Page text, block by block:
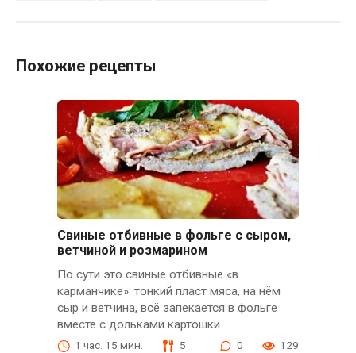
Похожие рецепты
Свиные отбивные в фольге с сыром,
ветчиной и розмарином
По сути это свиные отбивные «в
карманчике»: тонкий пласт мяса, на нём
сыр и ветчина, всё запекается в фольге
вместе с дольками картошки.
1 час. 15 мин. 5 0 129